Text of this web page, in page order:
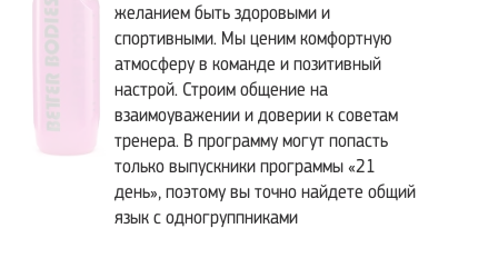
желанием быть здоровыми и
спортивными. Мы ценим комфортную
атмосферу в команде и позитивный
настрой. Строим общение на
взаимоуважении и доверии к советам
тренера. В программу могут попасть
только выпускники программы «21
день», поэтому вы точно найдете общий
язык с одногруппниками